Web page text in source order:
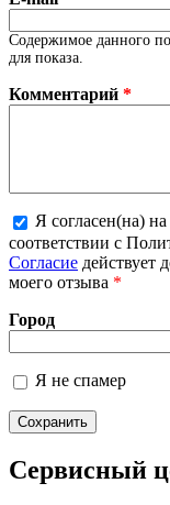
Содержимое данного
для показа.
Комментарий *
Более
форматах
Я согласен(на)
соответствии с
Согласие действует
моего отзыва *
Город
Я не спамер
Я спамер
Сервисный